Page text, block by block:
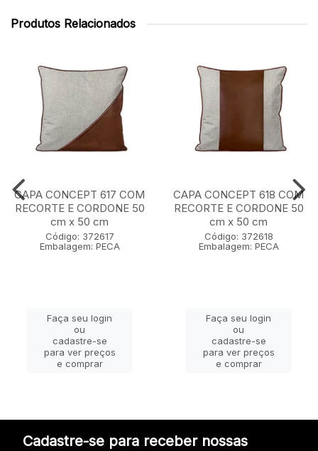
Produtos Relacionados
CAPA CONCEPT 617 COM
RECORTE E CORDONE 50
cm x 50 cm
Código: 372617
Embalagem: PECA
Faça seu login
ou
cadastre-se
para ver preços
e comprar
CAPA CONCEPT 618 COM
RECORTE E CORDONE 50
cm x 50 cm
Código: 372618
Embalagem: PECA
Faça seu login
ou
cadastre-se
para ver preços
e comprar
Cadastre-se para receber nossas